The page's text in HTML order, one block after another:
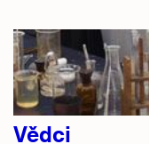
Vědci